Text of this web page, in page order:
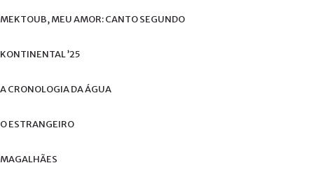
MEKTOUB,MEUAMOR:CANTOSEGUNDO
KONTINENTAL’25
ACRONOLOGIADAÁGUA
OESTRANGEIRO
MAGALHÃES